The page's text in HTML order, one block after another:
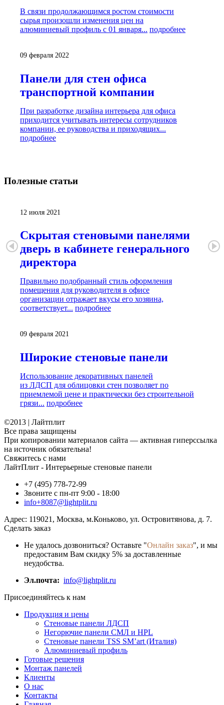
В связи продолжающимся ростом стоимости
сырья произошли изменения цен на
алюминиевый профиль с 01 января... подробнее
09 февраля 2022
Панели для стен офиса
транспортной компании
При разработке дизайна интерьера для офиса
приходится учитывать интересы сотрудников
компании, ее руководства и приходящих...
подробнее
Полезные статьи
12 июля 2021
Скрытая стеновыми панелями
дверь в кабинете генерального
директора
Правильно подобранный стиль оформления
помещения для руководителя в офисе
организации отражает вкусы его хозяина,
соответствует... подробнее
09 февраля 2021
Широкие стеновые панели
Использование декоративных панелей
из ЛДСП для облицовки стен позволяет по
приемлемой цене и практически без строительной
грязи... подробнее
©2013 | Лайтплит
Все права защищены
При копировании материалов сайта — активная гиперссылка
на источник обязательна!
Свяжитесь с нами
ЛайтПлит - Интерьерные стеновые панели
+7 (495) 778-72-99
Звоните с пн-пт 9:00 - 18:00
info+8087@lightplit.ru
Адрес: 119021 , Москва, м.Коньково, ул. Островитянова, д. 7.
Сделать заказ
Не удалось дозвониться? Оставьте "Онлайн заказ", и мы
предоставим Вам скидку 5% за доставленные
неудобства.
Эл.почта: info@lightplit.ru
Присоединяйтесь к нам
Продукция и цены
Стеновые панели ЛДСП
Негорючие панели СМЛ и HPL
Стеновые панели TSS SM’art (Италия)
Алюминиевый профиль
Готовые решения
Монтаж панелей
Клиенты
О нас
Контакты